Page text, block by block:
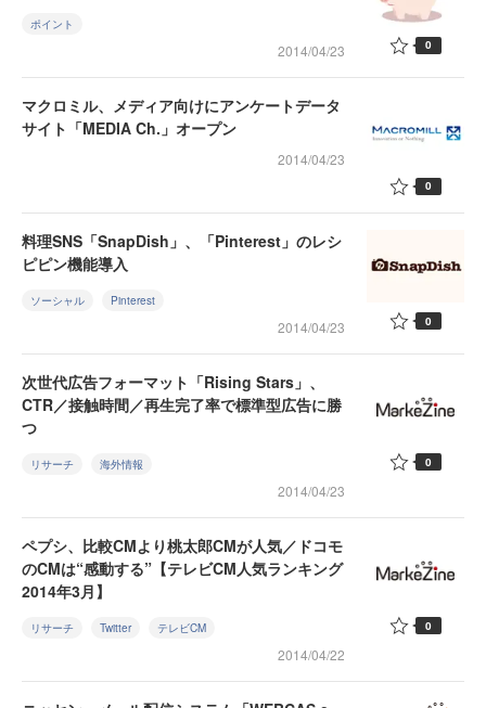
ポイント
2014/04/23 0
マクロミル、メディア向けにアンケートデータ
サイト「MEDIA Ch.」オープン
2014/04/23
0
料理SNS「SnapDish」、「Pinterest」のレシ
ピピン機能導入
ソーシャル Pinterest
2014/04/23 0
次世代広告フォーマット「Rising Stars」、
CTR／接触時間／再生完了率で標準型広告に勝
つ
リサーチ 海外情報
2014/04/23
0
ペプシ、比較CMより桃太郎CMが人気／ドコモ
のCMは“感動する”【テレビCM人気ランキング
2014年3月】
リサーチ Twitter テレビCM
2014/04/22
0